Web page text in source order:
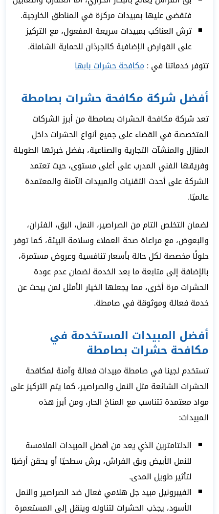
فتقضى عليها بمبيدات مركزة في المناطق الخارجية.
ترش العناكب بمبيدات سريعة المفعول، مع التركيز
على القوارض الإضافية كالجرذان للحماية الشاملة.
تتوفر خدماتنا في :مكافحة حشرات بابها
أفضل شركة مكافحة حشرات بصامطة
تعد شركة مكافحة الحشرات بصامطة من أبرز الشركات
المتخصصة في القضاء على جميع أنواع الحشرات داخل
المنازل والمنشآت التجارية والصناعية، بفضل خبرتها الطويلة
وفريقها الفني المدرب على أعلى مستوى، حيث تعتمد
الشركة على أحدث التقنيات والمبيدات الآمنة والمعتمدة
عالميًا.
لضمان التخلص التام من الصراصير، النمل، البق، الفئران،
والبعوض، مع مراعاة صحة العملاء وسلامة البيئة، كما توفر
حلولًا مخصصة لكل حالة بأسعار تنافسية وعروض مستمرة،
بالإضافة إلى متابعة ما بعد الخدمة لضمان عدم عودة
الحشرات مرة أخرى، مما يجعلها الخيار الأمثل لمن يبحث عن
خدمة فعالة وموثوقة في صامطة.
أفضل المبيدات المستخدمة في
مكافحة حشرات بصامطة
تستخدم لجينا في صامطة مبيدات فعالة وآمنة لمكافحة
الحشرات الشائعة مثل النمل والصراصير، كما يتم التركيز على
مواد معتمدة تتناسب مع المناخ الحار، ومن أبرز هذه
المبيدات:
الدلتامثرين الذي يعد من أفضل المبيدات الملامسة
للنمل الأبيض وبق الفراش، يرش سطحيًا أو يحقن أرضيًا
لتأثير طويل المدى.
الفيبرونيل مبيد جل هلامي فعال ضد الصراصير والنمل
الأسود، يجذب الحشرات لتناوله وينقل إلى المستعمرة